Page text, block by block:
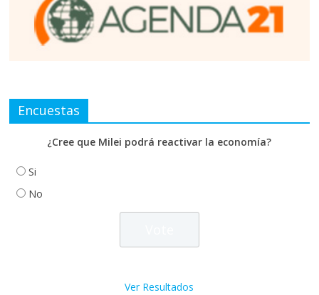
Encuestas
¿Cree que Milei podrá reactivar la economía?
Si
No
Ver Resultados